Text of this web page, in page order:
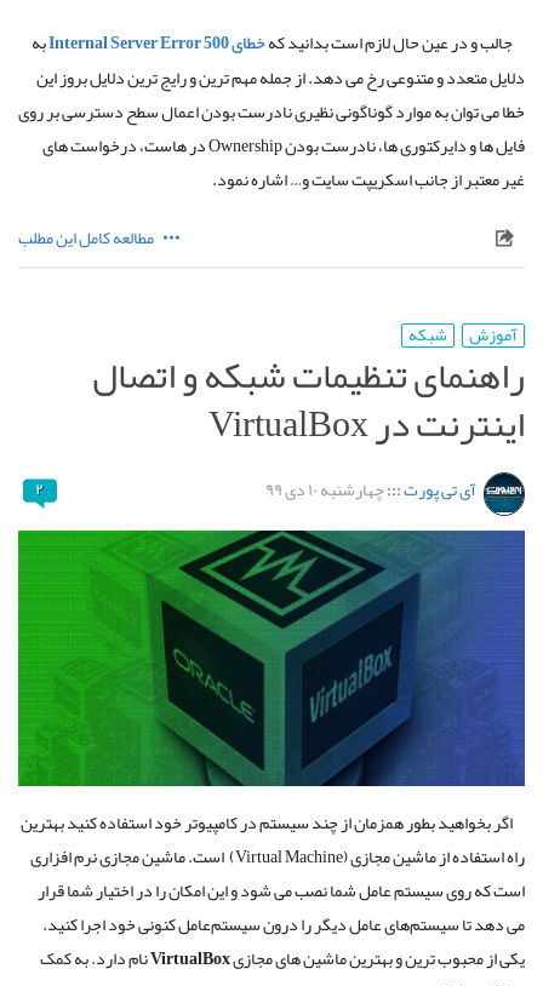
جالب و در عین حال لازم است بدانید کهخطایInternal Server Error 500به
دلایل متعدد و متنوعی رخ می دهد.از جمله مهم ترین و رایج ترین دلایل بروز این
خطا می توان به موارد گوناگونی نظیری نادرست بودن اعمال سطح دسترسی بر روی
فایل ها و دایرکتوری ها، نادرست بودن
در هاست، درخواست های
غیر معتبر از جانب اسکریپت سایت و…اشاره نمود.
مطالعه کامل این مطلب
آموزش شبکه
راهنمای تنظیمات شبکه و اتصال
اینترنت در VirtualBox
آی تی پورت:::چهارشنبه ۱۰ دی ۹۹ ۲
اگر بخواهید بطور همزمان از چند سیستم در کامپیوتر خود استفاده کنید بهترین
راه استفاده از ماشین مجازی(Virtual Machine) است.ماشین مجازی نرم افزاری
است که روی سیستم عامل شما نصب می شود و این امکان را در اختیار شما قرار
می دهد تا سیستم‌های عامل دیگر را درون سیستم‌عامل کنونی خود اجرا کنید.
یکی از محبوب ترین و بهترین ماشین های مجازیVirtualBoxنام دارد.به کمک